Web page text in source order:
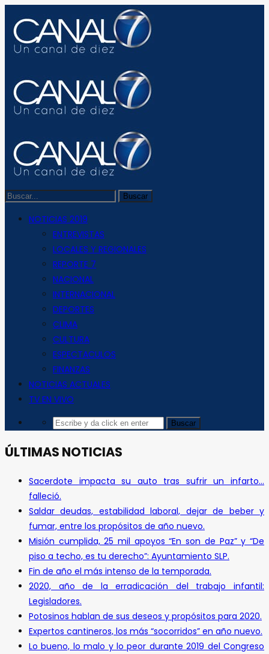
NOTICIAS 2019
ENTREVISTAS
LOCALES Y REGIONALES
REPORTE 7
NACIONAL
INTERNACIONAL
DEPORTES
CLIMA
CULTURA
ESPECTACULOS
FINANZAS
NOTICIAS ACTUALES
TV EN VIVO
ÚLTIMAS NOTICIAS
Sacerdote impacta su auto tras sufrir un infarto…
falleció.
Saldar deudas, estabilidad laboral, dejar de beber y
fumar, entre los propósitos de año nuevo.
Misión cumplida, 25 mil apoyos “En son de Paz” y “De
piso a techo, es tu derecho”: Ayuntamiento SLP.
Fin de año el más intenso de la temporada.
2020, año de la erradicación del trabajo infantil:
Legisladores.
Potosinos hablan de sus deseos y propósitos para 2020.
Expertos cantineros, los más “socorridos” en año nuevo.
Lo bueno, lo malo y lo peor durante 2019 del Congreso